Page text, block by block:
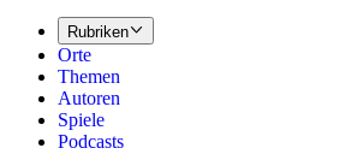
Rubriken
Orte
Themen
Autoren
Spiele
Podcasts